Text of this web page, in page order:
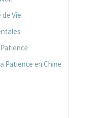
Vie
Patience en Chine